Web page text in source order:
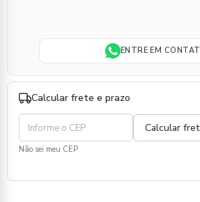
ENTRE EM
Calcular frete e prazo
Não sei meu CEP